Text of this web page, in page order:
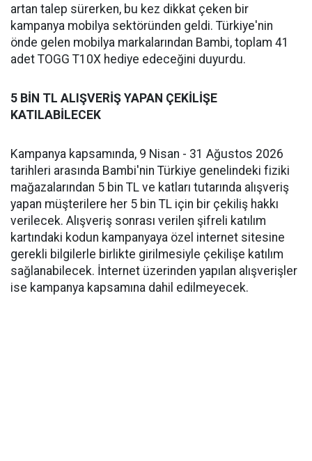
artan talep sürerken, bu kez dikkat çeken bir
kampanya mobilya sektöründen geldi. Türkiye'nin
önde gelen mobilya markalarından Bambi, toplam 41
adet TOGG T10X hediye edeceğini duyurdu.
5 BİN TL ALIŞVERİŞ YAPAN ÇEKİLİŞE
KATILABİLECEK
Kampanya kapsamında, 9 Nisan - 31 Ağustos 2026
tarihleri arasında Bambi'nin Türkiye genelindeki fiziki
mağazalarından 5 bin TL ve katları tutarında alışveriş
yapan müşterilere her 5 bin TL için bir çekiliş hakkı
verilecek. Alışveriş sonrası verilen şifreli katılım
kartındaki kodun kampanyaya özel internet sitesine
gerekli bilgilerle birlikte girilmesiyle çekilişe katılım
sağlanabilecek. İnternet üzerinden yapılan alışverişler
ise kampanya kapsamına dahil edilmeyecek.